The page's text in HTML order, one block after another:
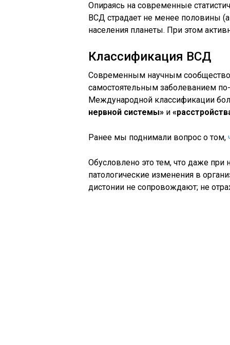
Опираясь на современные
ВСД страдает не менее половины
населения планеты. При этом
Классификация ВСД
Современным научным
самостоятельным заболеванием
Международной классификации
нервной системы» и
Ранее мы поднимали вопрос о том,
Обусловлено это тем, что даже при
патологические изменения в
дистонии не сопровождают; не